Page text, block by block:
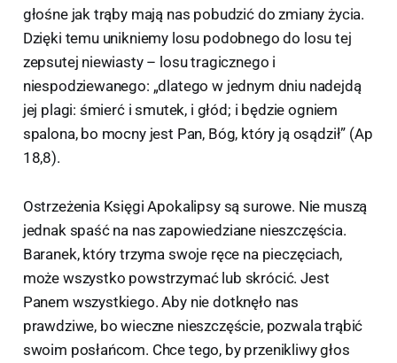
głośne jak trąby mają nas pobudzić do zmiany życia.
Dzięki temu unikniemy losu podobnego do losu tej
zepsutej niewiasty – losu tragicznego i
niespodziewanego: „dlatego w jednym dniu nadejdą
jej plagi: śmierć i smutek, i głód; i będzie ogniem
spalona, bo mocny jest Pan, Bóg, który ją osądził” (Ap
18,8).
Ostrzeżenia Księgi Apokalipsy są surowe. Nie muszą
jednak spaść na nas zapowiedziane nieszczęścia.
Baranek, który trzyma swoje ręce na pieczęciach,
może wszystko powstrzymać lub skrócić. Jest
Panem wszystkiego. Aby nie dotknęło nas
prawdziwe, bo wieczne nieszczęście, pozwala trąbić
swoim posłańcom. Chce tego, by przenikliwy głos